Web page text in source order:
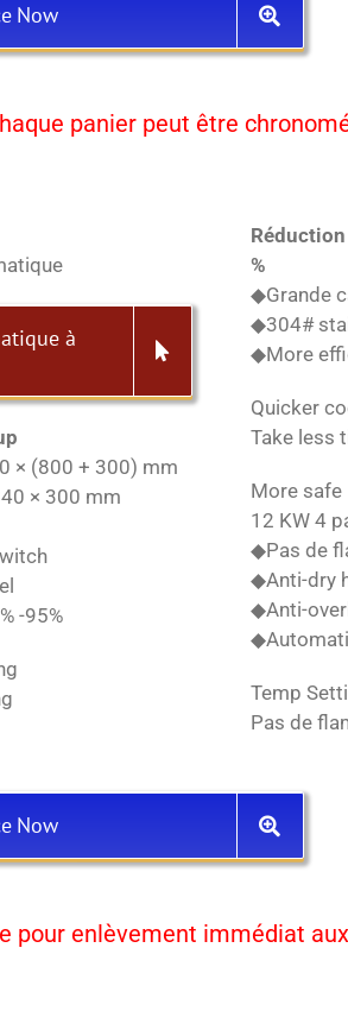
Now
panier peut être
à
× (800 + 300) mm
× 300 mm
-95%
%
◆Grande
◆304#
◆More
Quicker
Take less
More safe
12 KW 4
◆Pas de
◆Anti-dry
◆Anti-
Temp
Pas de
Now
pour enlèvement immédiat